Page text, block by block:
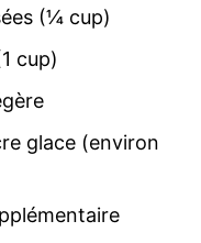
(¼ cup)
cup)
glace (environ